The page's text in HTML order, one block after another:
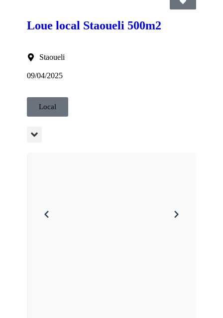
Loue local Staoueli 500m2
Staoueli
09/04/2025
Local